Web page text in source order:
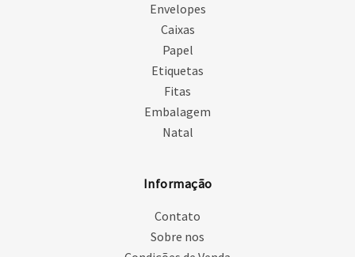
Envelopes
Caixas
Papel
Etiquetas
Fitas
Embalagem
Natal
Informação
Contato
Sobre nos